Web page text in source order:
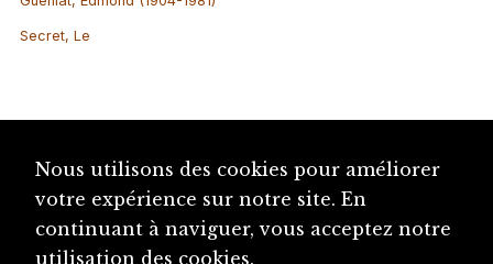
Secret, Le
Nous utilisons des cookies pour améliorer
votre expérience sur notre site. En
continuant à naviguer, vous acceptez notre
utilisation des cookies.